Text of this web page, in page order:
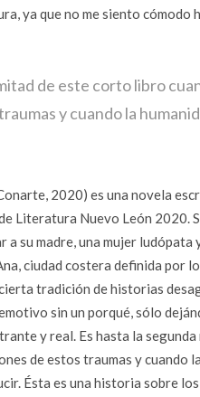
ya que no me siento cómodo
de este corto libro
y cuando la
2020) es una novela
Literatura Nuevo León 2020.
a su madre, una mujer
ciudad costera definida por
tradición de historias
sin un porqué, sólo
y real. Es hasta la
de estos traumas y cuando
Ésta es una historia sobre